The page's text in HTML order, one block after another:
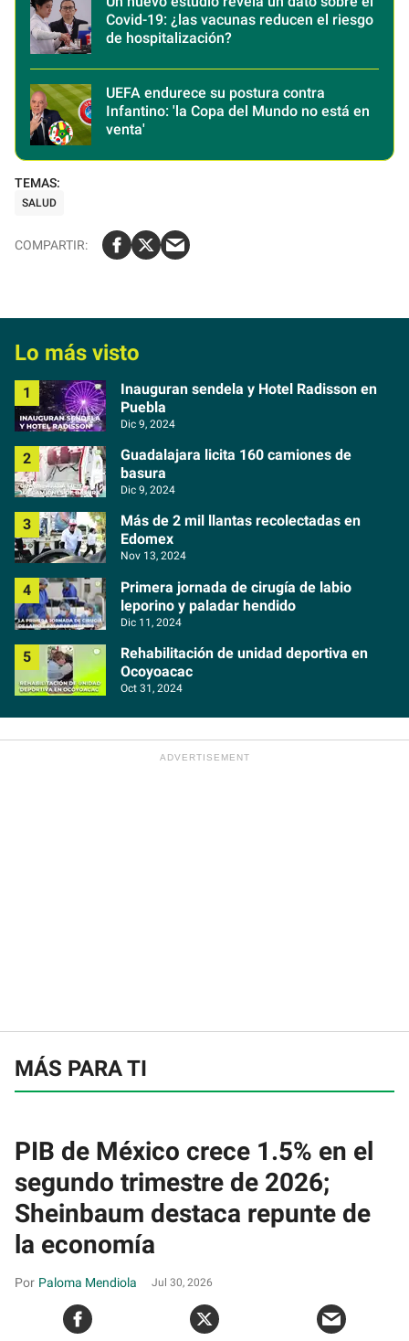
Covid-19: ¿las vacunas reducen el riesgo
de hospitalización?
UEFA endurece su postura contra
Infantino: 'la Copa del Mundo no está en
venta'
SALUD
Lo más visto
Inauguran sendela y Hotel Radisson en
Puebla
Dic 9, 2024
Guadalajara licita 160 camiones de
basura
Dic 9, 2024
Más de 2 mil llantas recolectadas en
Edomex
Nov 13, 2024
Primera jornada de cirugía de labio
leporino y paladar hendido
Dic 11, 2024
Rehabilitación de unidad deportiva en
Ocoyoacac
Oct 31, 2024
MÁS PARA TI
PIB de México crece 1.5% en el
segundo trimestre de 2026;
Sheinbaum destaca repunte de
la economía
Paloma Mendiola Jul 30, 2026